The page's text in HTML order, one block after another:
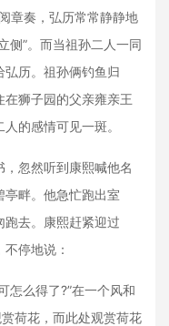
章奏，弘历常常静静地
侧”。而当祖孙二人一同
历。祖孙俩钓鱼归
狮子园的父亲雍亲王
的感情可见一斑。
忽然听到康熙喊他名
畔。他急忙跑出室
跑去。康熙赶紧迎过
停地说：
么得了?”在一个风和
荷花，而此处观赏荷花